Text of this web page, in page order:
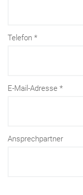
Telefon
E-Mail-Adresse
Ansprechpartner